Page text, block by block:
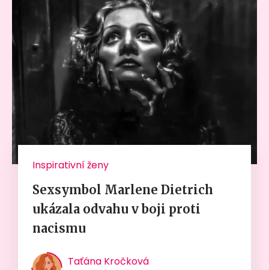
Inspirativní ženy
Sexsymbol Marlene Dietrich
ukázala odvahu v boji proti
nacismu
Taťána Kročková